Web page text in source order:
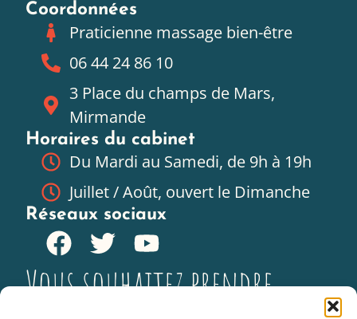
Coordonnées
Praticienne massage bien-être
06 44 24 86 10
3 Place du champs de Mars,
Mirmande
Horaires du cabinet
Du Mardi au Samedi, de 9h à 19h
Juillet / Août, ouvert le Dimanche
Réseaux sociaux
Vous souhaitez prendre